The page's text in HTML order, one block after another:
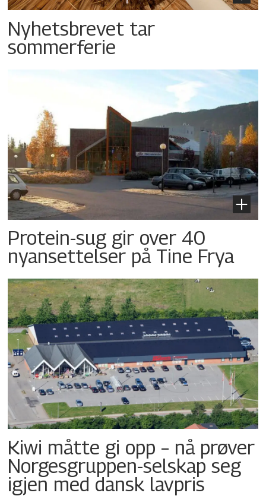
Nyhetsbrevet tar
sommerferie
Protein-sug gir over 40
nyansettelser på Tine Frya
Kiwi måtte gi opp – nå prøver
Norgesgruppen-selskap seg
igjen med dansk lavpris